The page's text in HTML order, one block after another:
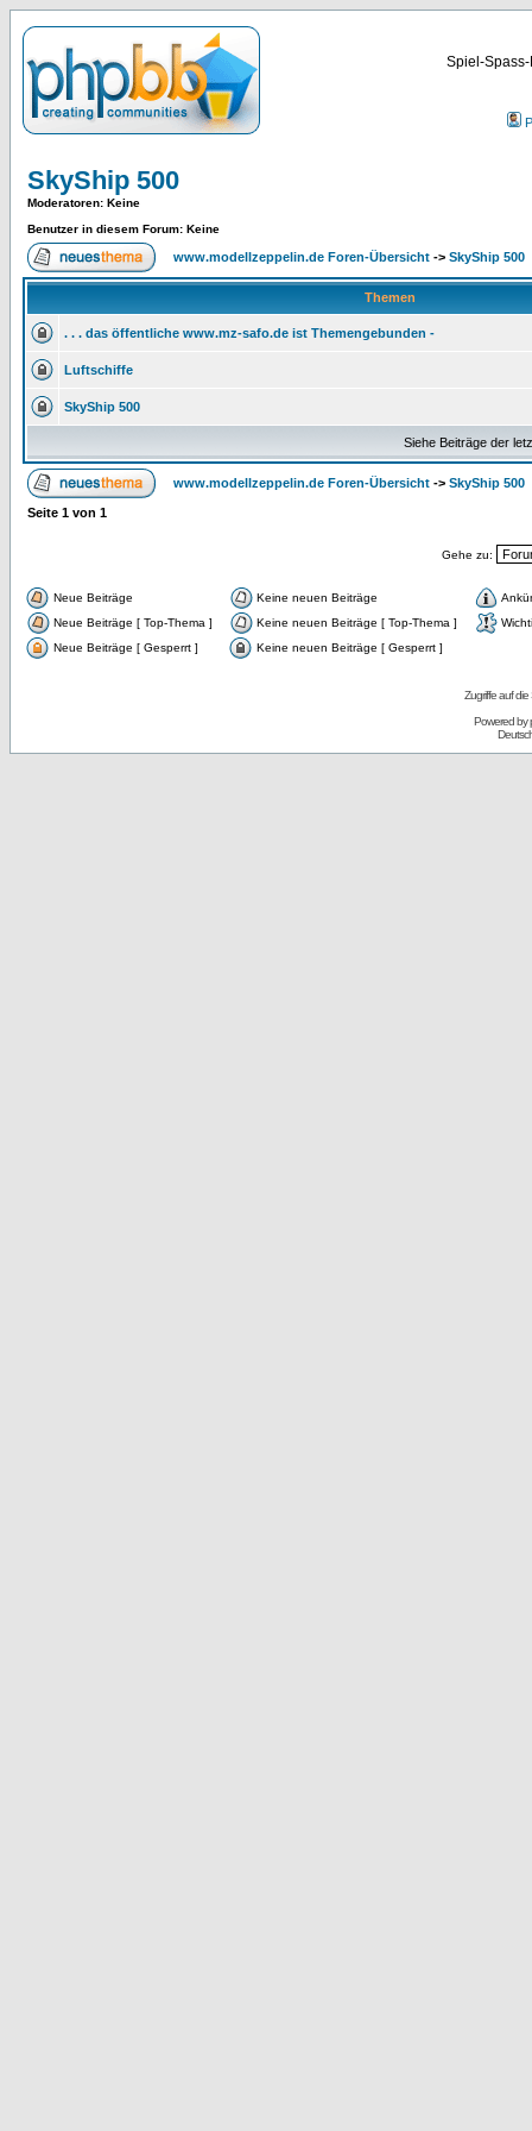
Spiel-
SkyShip 500
Moderatoren: Keine
Benutzer in diesem Forum: Keine
www.modellzeppelin.de Foren-Übersicht -> SkyShip 500
Themen
. . . das öffentliche www.mz-safo.de ist Themengebunden -
Luftschiffe
SkyShip 500
Siehe Beiträge der
www.modellzeppelin.de Foren-Übersicht -> SkyShip 500
Seite 1 von 1
Gehe zu:
Neue Beiträge Keine neuen Beiträge
Neue Beiträge [ Top-Thema ]
Keine neuen Beiträge [ Top-Thema ]
Neue Beiträge [ Gesperrt ]
Keine neuen Beiträge [ Gesperrt ]
Zugriffe auf
Powered by